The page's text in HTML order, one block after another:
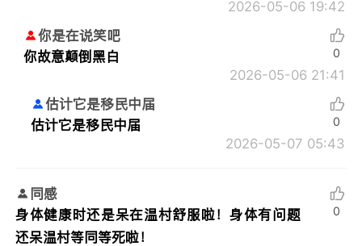
2026-05-06 19:42
你是在说笑吧
你故意颠倒黑白
2026-05-06 21:41
0
估计它是移民中届
估计它是移民中届
2026-05-07 05:43
0
同感
身体健康时还是呆在温村舒服啦！身体有问题
还呆温村等同等死啦！
0